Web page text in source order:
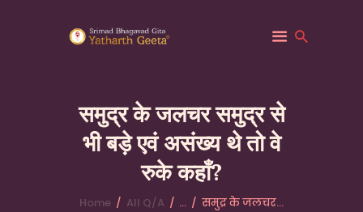
समुद्र के जलचर समुद्र से
भी बड़े एवं असंख्य थे तो वे
रुके कहाँ?
Home All Q/A ... समुद्र के जलचर...
HOME
ABOUT YATHARTH
GEETA